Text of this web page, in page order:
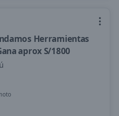
Herramientas
aprox S/1800